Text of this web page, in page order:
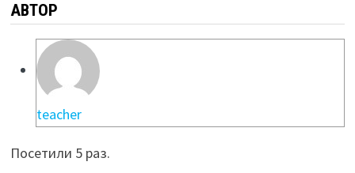
АВТОР
teacher
Посетили 5 раз.